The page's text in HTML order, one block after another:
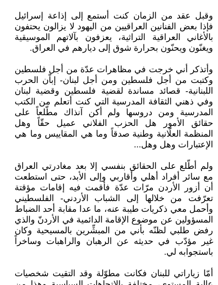
وقبل عقد من الزمان كنت أستمع إلى إذاعة إسرائيل
فإذا بعض الفنانين العراقيين من اليهود لا يزالون يحتفون
بالأغاني العراقية التراثية، يعزفون بآلاتهم الموسيقية
ويغنّون ويحنّون بحرارة شوق إلى ديارهم في العراق.
وأتذكر أني خرجت في مظاهرات عدّة من أجل فلسطين
وكتبت من أجل فلسطين ومن أجل لبنان- إباّن الحرب
اللبنانية- قصائد مساندة لقضية فلسطين وقضية لبنان
وفي ذهني الثقافة المدرسية التي كنت أتعلم من الكتب
المدرسية ومن دروسها ولم أكن آنذاك مطّلعاً على
حقائق الأمور هل الحزب الفلاني عميل حقّاً وهل
المنظمة العلّانية وطنية صدقاً وما هي المقاييس وما هي
الإعتبارات وهل وهل...
ولم أطّلع على الحقائق بنفسي إلا بعد مغادرتي العراق
مع سائر أفراد أهلي وأقاربي وإلى الأبد، حتى استطعت
أن أزور الأردن مرّات عدّة فأقمت فيه إقامات مؤقتة
تعرّفت من خلالها إلى الشباب الأردني- الفلسطيني
وأحمل معي ذكريات طيبة عنه، ما عدا مقابة أحد الضباط
المسؤولين عن موضوع الإقامة الدائمية في الأردنّ والذي
رفض طلبي لظنّه بأني من المبشِّرين بالمسيحية وكان
غير مؤدّب في حديثه عن الرهبان والراهبات وساخراً
باستجوابه لي.
أمّا زياراتي للبنان فكانت مطوّلة وقد التقيت شخصيات